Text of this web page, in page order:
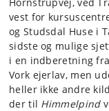
vest for
og Studsdal Huse i
sidste og mulige
i en indberetning
Vork ejerlav, men
heller ikke andre
der til Himmelpind